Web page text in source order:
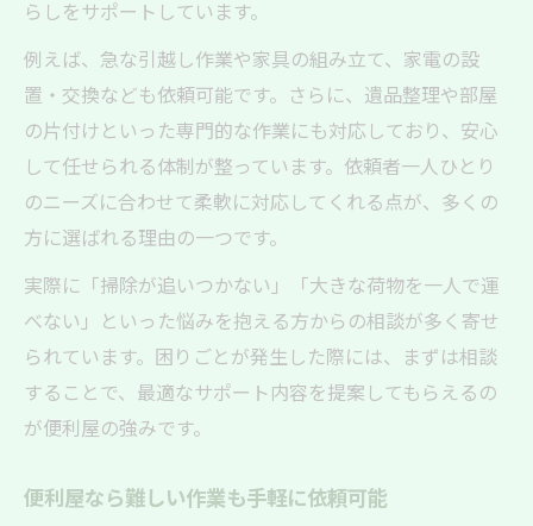
らしをサポートしています。
例えば、急な引越し作業や家具の組み立て、家電の設
置・交換なども依頼可能です。さらに、遺品整理や部屋
の片付けといった専門的な作業にも対応しており、安心
して任せられる体制が整っています。依頼者一人ひとり
のニーズに合わせて柔軟に対応してくれる点が、多くの
方に選ばれる理由の一つです。
実際に「掃除が追いつかない」「大きな荷物を一人で運
べない」といった悩みを抱える方からの相談が多く寄せ
られています。困りごとが発生した際には、まずは相談
することで、最適なサポート内容を提案してもらえるの
が便利屋の強みです。
便利屋なら難しい作業も手軽に依頼可能